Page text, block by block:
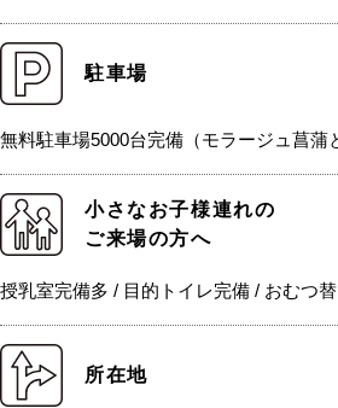
駐車場
無料駐車場5000台完備（モラージュ菖蒲
小さなお子様連れの
ご来場の方へ
授乳室完備多 / 目的トイレ完備 / おむつ
所在地